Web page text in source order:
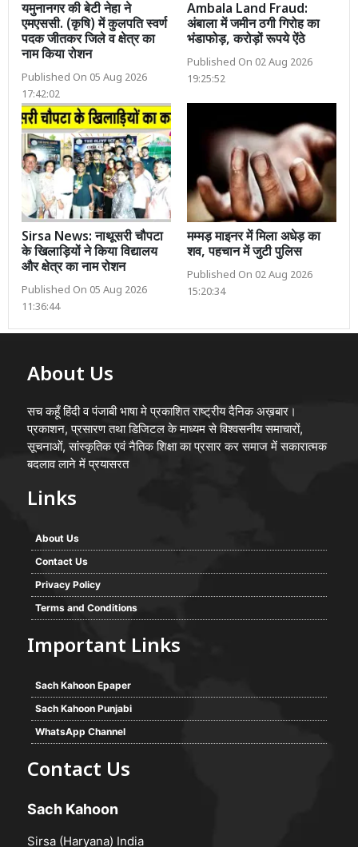
यमुनानगर की बेटी नेहा ने
एमएससी. (कृषि) में कुलपति स्वर्ण
पदक जीतकर जिले व क्षेत्र का
नाम किया रोशन
Published On 05 Aug 2026
17:42:02
Ambala Land Fraud:
अंबाला में जमीन ठगी गिरोह का
भंडाफोड़, करोड़ों रूपये ऐंठे
Published On 02 Aug 2026
19:25:52
Sirsa News: नाथूसरी चौपटा
के खिलाड़ियों ने किया विद्यालय
और क्षेत्र का नाम रोशन
Published On 05 Aug 2026
11:36:44
मम्मड़ माइनर में मिला अधेड़ का
शव, पहचान में जुटी पुलिस
Published On 02 Aug 2026
15:20:34
About Us
सच कहूँ हिंदी व पंजाबी भाषा मे प्रकाशित राष्ट्रीय दैनिक अख़बार।
प्रकाशन, प्रसारण तथा डिजिटल के माध्यम से विश्वसनीय समाचारों,
सूचनाओं, सांस्कृतिक एवं नैतिक शिक्षा का प्रसार कर समाज में सकारात्मक
बदलाव लाने में प्रयासरत
Links
About Us
Contact Us
Privacy Policy
Terms and Conditions
Important Links
Sach Kahoon Epaper
Sach Kahoon Punjabi
WhatsApp Channel
Contact Us
Sach Kahoon
Sirsa (Haryana) India